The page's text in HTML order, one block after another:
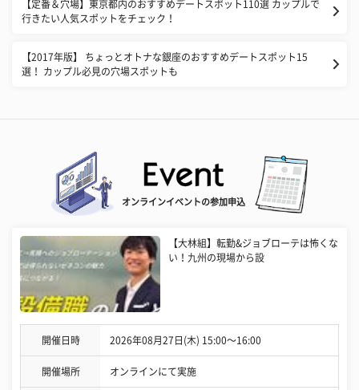
【定番＆穴場】東京都内のおすすめデートスポット110選 カップルで
行きたい人気スポットをチェック！
【2017年版】 ちょっとオトナな銀座のおすすめデートスポット15
選！ カップル必見の穴場スポットも
オンラインイベントの参加申込
【大林組】転勤&ジョブローテは怖くな
い！九州の現場から設
開催日時 2026年08月27日(木) 15:00〜16:00
開催場所 オンラインにて実施